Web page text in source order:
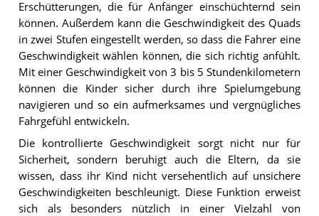
Erschütterungen, die für Anfänger einschüchternd sein
können. Außerdem kann die Geschwindigkeit des Quads
in zwei Stufen eingestellt werden, so dass die Fahrer eine
Geschwindigkeit wählen können, die sich richtig anfühlt.
Mit einer Geschwindigkeit von 3 bis 5 Stundenkilometern
können die Kinder sicher durch ihre Spielumgebung
navigieren und so ein aufmerksames und vergnügliches
Fahrgefühl entwickeln.
Die kontrollierte Geschwindigkeit sorgt nicht nur für
Sicherheit, sondern beruhigt auch die Eltern, da sie
wissen, dass ihr Kind nicht versehentlich auf unsichere
Geschwindigkeiten beschleunigt. Diese Funktion erweist
sich als besonders nützlich in einer Vielzahl von